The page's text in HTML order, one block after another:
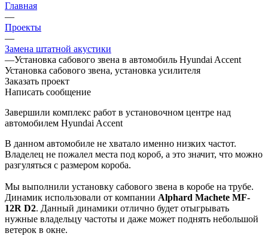
Главная
—
Проекты
—
Замена штатной акустики
—Установка сабового звена в автомобиль Hyundai Accent
Установка сабового звена, установка усилителя
Заказать проект
Написать сообщение
Завершили комплекс работ в установочном центре над
автомобилем Hyundai Accent
В данном автомобиле не хватало именно низких частот.
Владелец не пожалел места под короб, а это значит, что можно
разгуляться с размером короба.
Мы выполнили установку сабового звена в коробе на трубе.
Динамик использовали от компании Alphard Machete MF-
12R D2. Данный динамики отлично будет отыгрывать
нужные владельцу частоты и даже может поднять небольшой
ветерок в окне.